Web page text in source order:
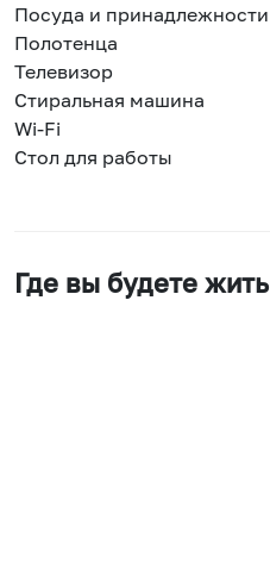
Посуда и принадлежности
Полотенца
Телевизор
Стиральная машина
Wi-Fi
Стол для работы
Где вы будете жить